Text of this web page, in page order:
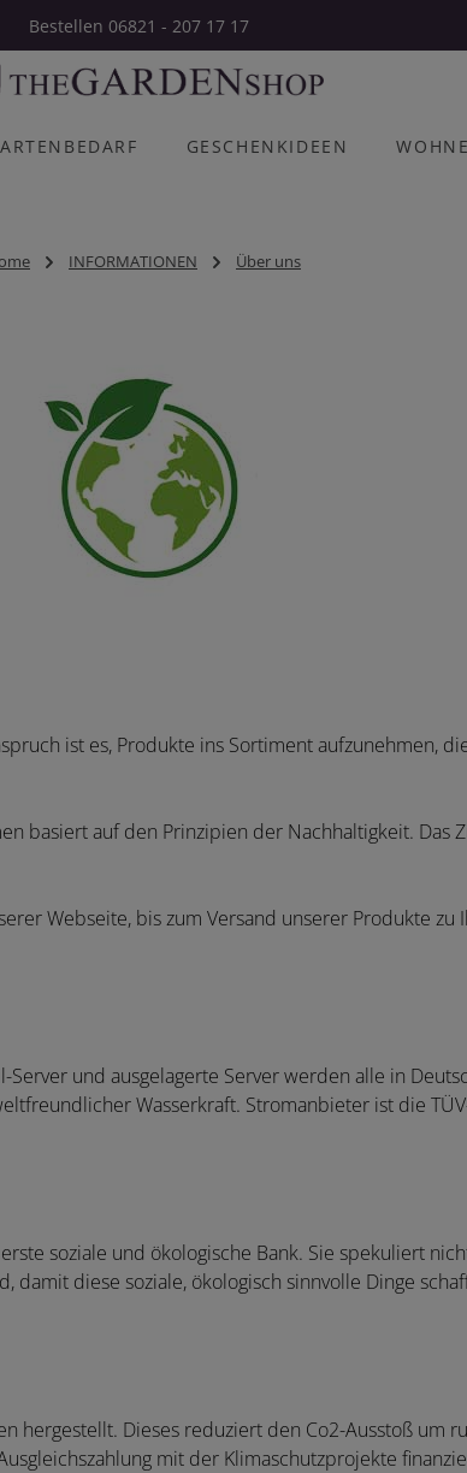
Bestellen 06821 - 207 17 17
GESCHENKIDEEN
INFORMATIONEN Über uns
ist es, Produkte ins Sortiment aufzunehmen,
auf den Prinzipien der Nachhaltigkeit. Das
Webseite, bis zum Versand unserer Produkte
und ausgelagerte Server werden alle in
Wasserkraft. Stromanbieter ist die
soziale und ökologische Bank. Sie spekuliert
diese soziale, ökologisch sinnvolle Dinge
hergestellt. Dieses reduziert den Co2-Ausstoß um
mit der Klimaschutzprojekte